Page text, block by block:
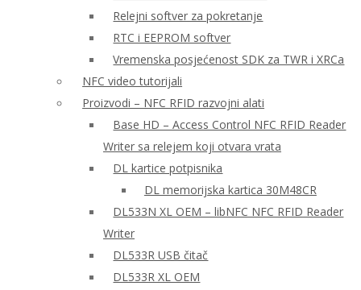
Relejni softver za pokretanje
RTC i EEPROM softver
Vremenska posjećenost SDK za TWR i XRCa
NFC video tutorijali
Proizvodi – NFC RFID razvojni alati
Base HD – Access Control NFC RFID Reader
Writer sa relejem koji otvara vrata
DL kartice potpisnika
DL memorijska kartica 30M48CR
DL533N XL OEM – libNFC NFC RFID Reader
Writer
DL533R USB čitač
DL533R XL OEM